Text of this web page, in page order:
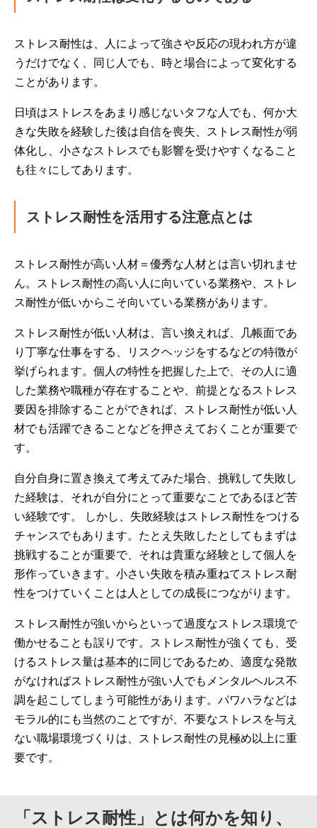
ストレス耐性は、人によって強さや反応の現われ方が違
うだけでなく、同じ人でも、時と場合によって変化する
ことがあります。
日頃はストレスをあまり感じないタフな人でも、何か大
きな失敗を経験した後は自信を喪失、ストレス耐性が弱
体化し、小さなストレスでも影響を受けやすくなること
も往々にしてあります。
ストレス耐性を活用する注意点とは
ストレス耐性が高い人材＝優秀な人材とは言い切れませ
ん。ストレス耐性の高い人に向いている業務や、ストレ
ス耐性が低いからこそ向いている業務があります。
ストレス耐性が低い人材は、言い換えれば、几帳面であ
り丁寧な仕事をする、リスクヘッジをするなどの特徴が
挙げられます。個人の特性を把握した上で、その人に適
した業務や職種が存在することや、前提となるストレス
要因を排除することができれば、ストレス耐性が低い人
材でも活躍できることなどを押さえておくことが重要で
す。
自分自身に置き換えて考えてみた場合、挑戦して失敗し
た経験は、それが自分にとって重要なことであるほど苦
い経験です。 しかし、失敗経験はストレス耐性をつける
チャンスでもあります。たとえ失敗したとしてもまずは
挑戦することが重要で、それは貴重な経験として個人を
形作っていきます。小さい失敗を積み重ねてストレス耐
性をつけていくことは人としての成長につながります。
ストレス耐性が強いからといって過度なストレス環境で
働かせることも誤りです。ストレス耐性が強くても、受
けるストレス量は基本的に同じであるため、適度な発散
がなければストレス耐性が強い人でもメンタルヘルス不
調を起こしてしまう可能性があります。パワハラなどは
モラル的にも当然のことですが、不要なストレスを与え
ない職場環境づくりは、ストレス耐性の見極め以上に重
要です。
「ストレス耐性」とは何かを知り、